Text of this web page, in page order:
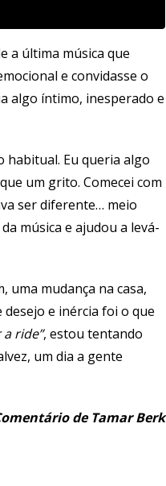
a última música que
e convidasse o
algo íntimo, inesperado e
habitual. Eu queria algo
um grito. Comecei com
ser diferente… meio
música e ajudou a levá-
uma mudança na casa,
e inércia foi o que
ride”, estou tentando
um dia a gente
de Tamar Berk